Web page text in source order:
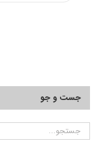
جست و جو
جستجو